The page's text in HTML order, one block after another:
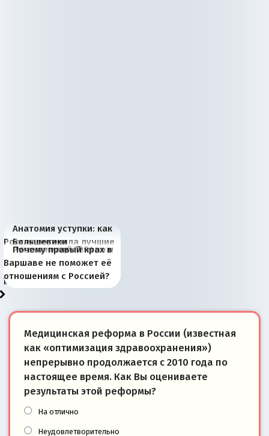
Анатомия уступки: как
Россия потеряла лучшие
рыбопромысловые
районы Баренцева
моря
Большевики
отличаются от «Яблока»
тем, что они -
победители
Киевская марионетка
Запада рассказала о
«переобувании» хозяев
В России назрели
перемены: 15 шагов к
суверенной экономике
Миграционный пожар
Европы
Россия начинает
сбрасывать балласт
Анкориджа
Россия зимой 1904
года: первые уступки во
внутренней политике
Русская нация вчера и
сегодня
Почему правый крах в
Варшаве не поможет её
отношениям с Россией?
Медицинская реформа в России (известная
как «оптимизация здравоохранения»)
непрерывно продолжается с 2010 года по
настоящее время. Как Вы оцениваете
результаты этой реформы?
На отлично
Неудовлетворительно